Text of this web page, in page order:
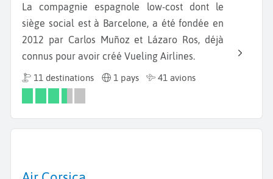
La compagnie espagnole low-cost dont le
siège social est à Barcelone, a été fondée en
2012 par Carlos Muñoz et Lázaro Ros, déjà
connus pour avoir créé Vueling Airlines.
11 destinations 1 pays 41 avions